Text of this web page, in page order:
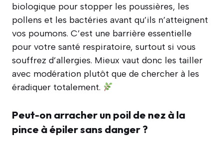
biologique pour stopper les poussières, les
pollens et les bactéries avant qu’ils n’atteignent
vos poumons. C’est une barrière essentielle
pour votre santé respiratoire, surtout si vous
souffrez d’allergies. Mieux vaut donc les tailler
avec modération plutôt que de chercher à les
éradiquer totalement.
Peut-on arracher un poil de nez à la
pince à épiler sans danger ?